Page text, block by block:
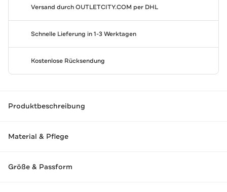
Versand durchOUTLETCITY.COM per DHL
Schnelle Lieferung in 1-3 Werktagen
Kostenlose Rücksendung
Produktbeschreibung
Material & Pflege
Größe & Passform